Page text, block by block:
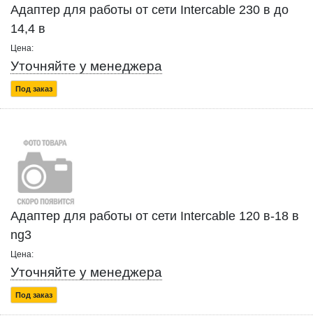
Адаптер для работы от сети Intercable 230 в до
14,4 в
Цена:
Уточняйте у менеджера
Под заказ
Адаптер для работы от сети Intercable 120 в-18 в
ng3
Цена:
Уточняйте у менеджера
Под заказ